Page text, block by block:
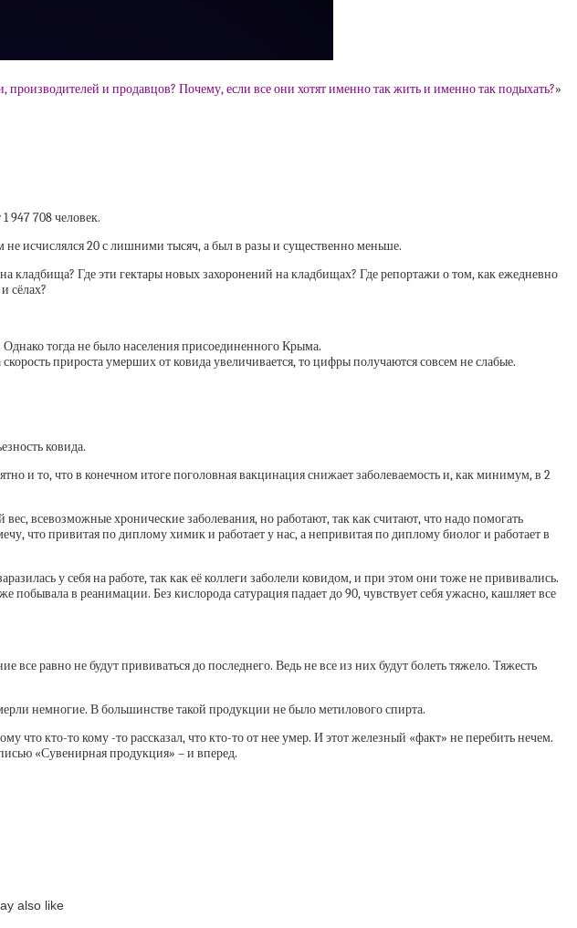
и продавцов? Почему, если все они хотят именно так жить и именно так подыхать?»
947 708 человек.
исчислялся 20 с лишними тысяч, а был в разы и существенно меньше.
кладбища? Где эти гектары новых захоронений на кладбищах? Где репортажи о том, как ежедневно
сёлах?
тогда не было населения присоединенного Крыма.
прироста умерших от ковида увеличивается, то цифры получаются совсем не слабые.
ковида.
и то, что в конечном итоге поголовная вакцинация снижает заболеваемость и, как минимум, в 2
всевозможные хронические заболевания, но работают, так как считают, что надо помогать
что привитая по диплому химик и работает у нас, а непривитая по диплому биолог и работает в
у себя на работе, так как её коллеги заболели ковидом, и при этом они тоже не прививались.
в реанимации. Без кислорода сатурация падает до 90, чувствует себя ужасно, кашляет все
равно не будут прививаться до последнего. Ведь не все из них будут болеть тяжело. Тяжесть
немногие. В большинстве такой продукции не было метилового спирта.
что кто-то кому -то рассказал, что кто-то от нее умер. И этот железный «факт» не перебить нечем.
«Сувенирная продукция» – и вперед.
also like